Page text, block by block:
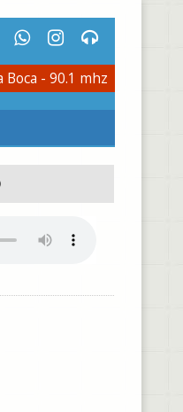
Boca - 90.1 mhz